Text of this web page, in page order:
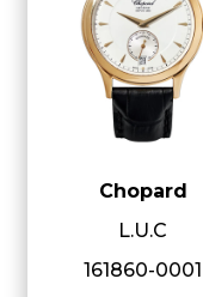
Chopard
L.U.C
161860-0001